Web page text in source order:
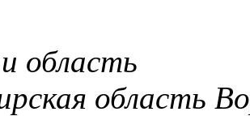
область
область